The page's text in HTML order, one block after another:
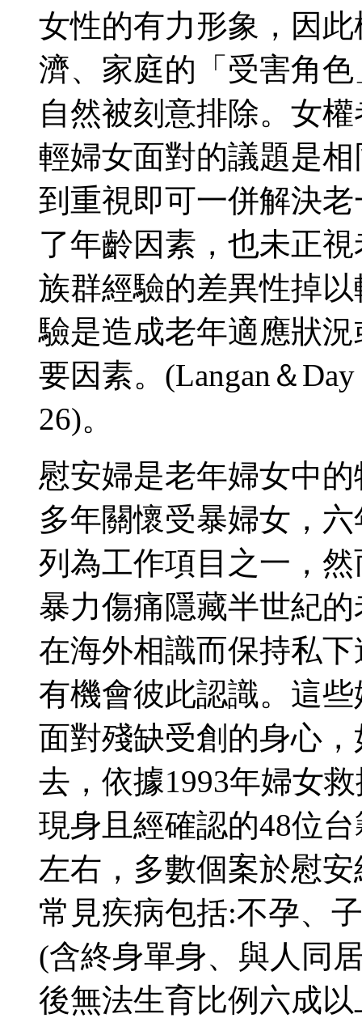
女性的有力形象，因
濟、家庭的「受害角
自然被刻意排除。女
輕婦女面對的議題是
到重視即可一併解決
了年齡因素，也未正
族群經驗的差異性掉
驗是造成老年適應狀
要因素。(Langan＆
26)。
慰安婦是老年婦女中
多年關懷受暴婦女，
列為工作項目之一，
暴力傷痛隱藏半世紀
在海外相識而保持私
有機會彼此認識。這
面對殘缺受創的身心
去，依據1993年婦女
現身且經確認的48位
左右，多數個案於慰
常見疾病包括:不孕、
(含終身單身、與人同
後無法生育比例六成